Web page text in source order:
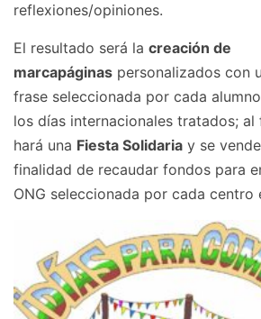
reflexiones/opiniones.
El resultado será la creación de
marcapáginas personalizados con
frase seleccionada por cada
los días internacionales tratados; al
hará una Fiesta Solidaria y se
finalidad de recaudar fondos para
ONG seleccionada por cada